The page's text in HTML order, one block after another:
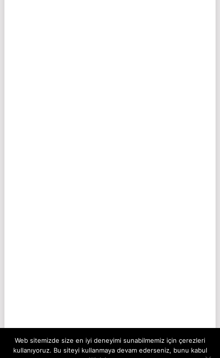
Web sitemizde size en iyi deneyimi sunabilmemiz için çerezleri
kullanıyoruz. Bu siteyi kullanmaya devam ederseniz, bunu kabul